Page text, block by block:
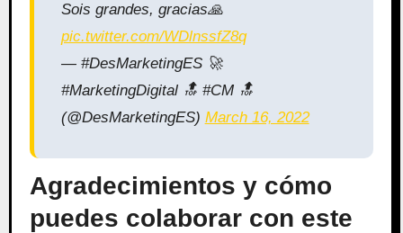
Sois grandes, gracias🙏
pic.twitter.com/WDlnssfZ8q
— #DesMarketingES 🚀
#MarketingDigital 🔝 #CM 🔝
(@DesMarketingES) March 16, 2022
Agradecimientos y cómo
puedes colaborar con este